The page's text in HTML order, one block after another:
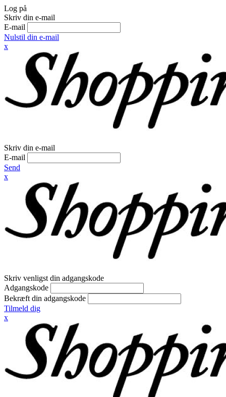
Log på
Skriv din e-mail
E-mail
Nulstil din e-mail
x
Skriv din e-mail
E-mail
Send
x
Skriv venligst din adgangskode
Adgangskode
Bekræft din adgangskode
Tilmeld dig
x